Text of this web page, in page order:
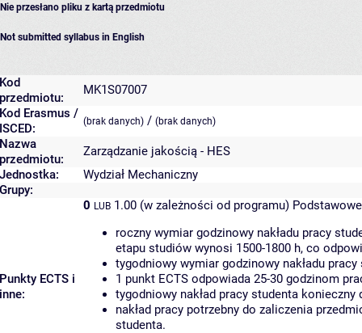
Nie przesłano pliku z kartą przedmiotu
Not submitted syllabus in English
Kod
przedmiotu:
MK1S07007
Kod Erasmus /
ISCED:
(brak danych) / (brak danych)
Nazwa
przedmiotu:
Zarządzanie jakością - HES
Jednostka:
Wydział Mechaniczny
Grupy:
Punkty ECTS i
inne:
0 LUB 1.00 (w zależności od programu)
roczny wymiar godzinowy nakładu pracy
etapu studiów wynosi 1500-1800 h, co
tygodniowy wymiar godzinowy nakładu
1 punkt ECTS odpowiada 25-30 godzinom
tygodniowy nakład pracy studenta
nakład pracy potrzebny do zaliczenia
studenta.